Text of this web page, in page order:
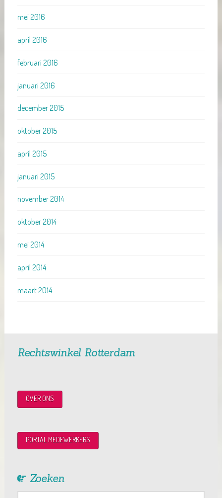
mei 2016
april 2016
februari 2016
januari 2016
december 2015
oktober 2015
april 2015
januari 2015
november 2014
oktober 2014
mei 2014
april 2014
maart 2014
Rechtswinkel Rotterdam
OVER ONS
PORTAL MEDEWERKERS
Zoeken